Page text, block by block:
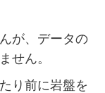
が、データの
せん。
り前に岩盤を